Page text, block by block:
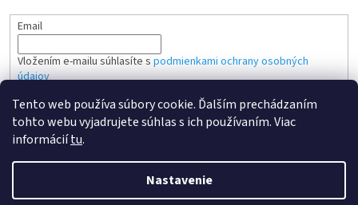
Tento web používa súbory cookie. Ďalším prechádzaním
tohto webu vyjadrujete súhlas s ich používaním. Viac
informáciítu.
Nastavenie
Email
Vložením e-mailu súhlasíte s podmienkami ochrany osobných
údajov
PRIHLÁSIŤ SA
Vytvoril Shoptet